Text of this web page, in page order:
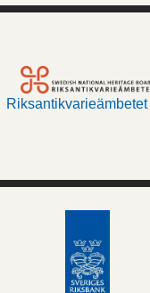
Riksantikvarieämbetet